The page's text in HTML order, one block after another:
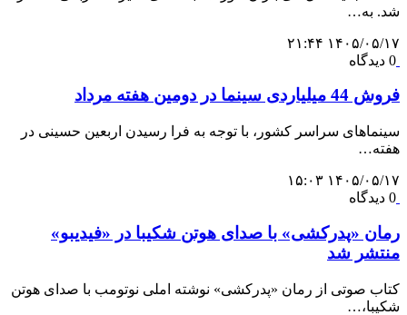
شد. به…
۱۴۰۵/۰۵/۱۷ ۲۱:۴۴
0 دیدگاه
فروش 44 میلیاردی سینما در دومین هفته مرداد
سینماهای سراسر کشور، با توجه به فرا رسیدن اربعین حسینی در
هفته‌…
۱۴۰۵/۰۵/۱۷ ۱۵:۰۳
0 دیدگاه
رمان «پدرکشی» با صدای هوتن شکیبا در «فیدیبو»
منتشر شد
کتاب صوتی از رمان «پدرکشی» نوشته املی نوتومب با صدای هوتن
شکیبا،…